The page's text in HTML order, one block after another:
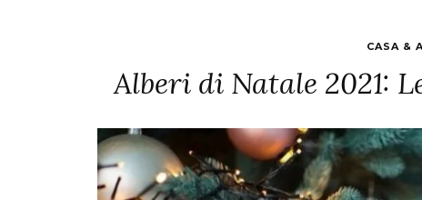
CASA &
Alberi di Natale 2021: